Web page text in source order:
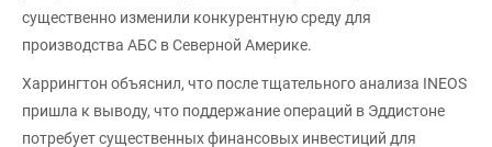
существенно изменили конкурентную среду для
производства АБС в Северной Америке.
Харрингтон объяснил, что после тщательного анализа INEOS
пришла к выводу, что поддержание операций в Эддистоне
потребует существенных финансовых инвестиций для